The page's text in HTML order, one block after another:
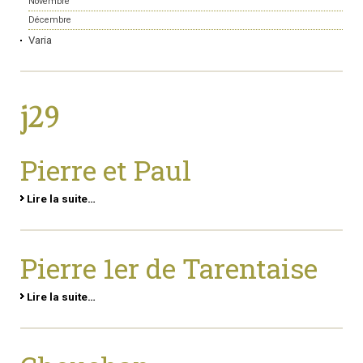
Décembre
Varia
j29
Pierre et Paul
Lire la suite…
Pierre 1er de Tarentaise
Lire la suite…